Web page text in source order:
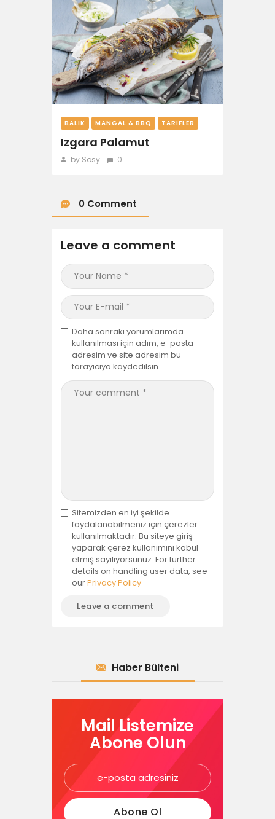
BALIK MANGAL & BBQ TARIFLER
Izgara Palamut
by Sosy 0
0 Comment
Leave a comment
Daha sonraki yorumlarımda
kullanılması için adım, e-posta
adresim ve site adresim bu
tarayıcıya kaydedilsin.
Sitemizden en iyi şekilde
faydalanabilmeniz için çerezler
kullanılmaktadır. Bu siteye giriş
yaparak çerez kullanımını kabul
etmiş sayılıyorsunuz. For further
details on handling user data, see
ourPrivacy Policy
Haber Bülteni
Mail Listemize
Abone Olun